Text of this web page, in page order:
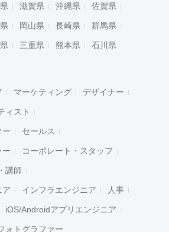
滋賀県 沖縄県 佐賀県
岡山県 長崎県 群馬県
三重県 熊本県 石川県
マーケティング デザイナー
ィスト
ー セールス
ー コーポレート・スタッフ
講師
ア インフラエンジニア 人事
iOS/Androidアプリエンジニア
ォトグラファー